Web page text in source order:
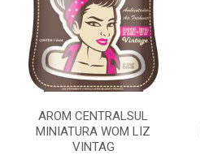
AROM CENTRALSUL
MINIATURA WOM LIZ
VINTAG